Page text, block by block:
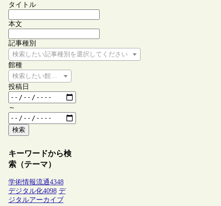
タイトル
本文
記事種別
検索したい記事種別を選択してください
館種
検索したい館種を選択してください
投稿日
～
検索
キーワードから検
索（テーマ）
学術情報流通4348
デジタル化4098 デ
ジタルアーカイブ